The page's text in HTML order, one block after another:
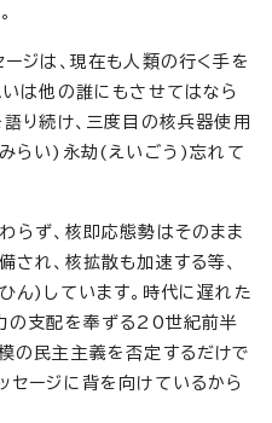
ジは、現在も人類の行く手を
いは他の誰にもさせてはなら
り続け、三度目の核兵器使用
らい)永劫(えいごう)忘れて
らず、核即応態勢はそのまま
れ、核拡散も加速する等、
ん)しています。時代に遅れた
の支配を奉ずる20世紀前半
の民主主義を否定するだけで
セージに背を向けているから